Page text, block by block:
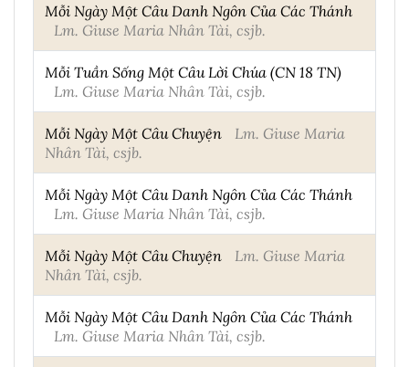
Mỗi Ngày Một Câu Danh Ngôn Của Các Thánh
Lm. Giuse Maria Nhân Tài, csjb.
Mỗi Tuần Sống Một Câu Lời Chúa (CN 18 TN)
Lm. Giuse Maria Nhân Tài, csjb.
Mỗi Ngày Một Câu Chuyện
Lm. Giuse Maria
Nhân Tài, csjb.
Mỗi Ngày Một Câu Danh Ngôn Của Các Thánh
Lm. Giuse Maria Nhân Tài, csjb.
Mỗi Ngày Một Câu Chuyện
Lm. Giuse Maria
Nhân Tài, csjb.
Mỗi Ngày Một Câu Danh Ngôn Của Các Thánh
Lm. Giuse Maria Nhân Tài, csjb.